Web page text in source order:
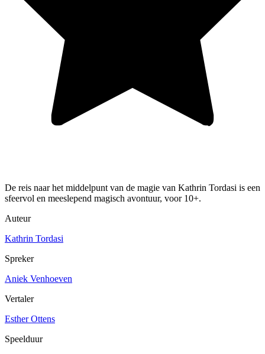
De reis naar het middelpunt van de magie van Kathrin Tordasi is een
sfeervol en meeslepend magisch avontuur, voor 10+.
Auteur
Kathrin Tordasi
Spreker
Aniek Venhoeven
Vertaler
Esther Ottens
Speelduur